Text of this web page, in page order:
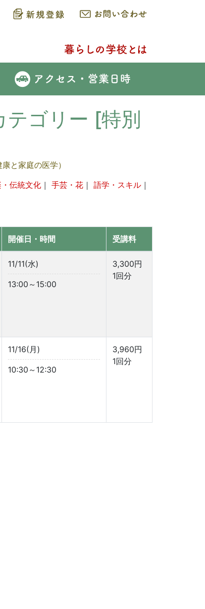
ゴリー [特別
と家庭の医学）
伝統文化 ｜ 手芸・花 ｜ 語学・スキル ｜
開催日・時間 受講料
11/11(水)
13:00～15:00
3,300円
1回分
11/16(月)
10:30～12:30
3,960円
1回分